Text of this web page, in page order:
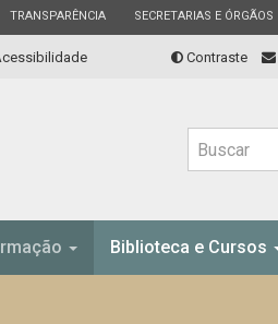
ESTADO
TRANSPARÊNCIA ESTADO
SECRETARIAS E ÓRGÃOS
Contraste
Biblioteca e Cursos